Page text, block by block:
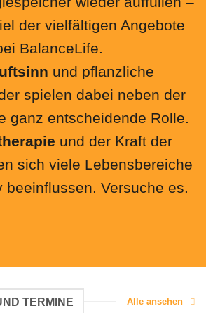
der vielfältigen Angebote
BalanceLife.
und pflanzliche
spielen dabei neben der
ganz entscheidende Rolle.
und der Kraft der
sich viele Lebensbereiche
beeinflussen. Versuche es.
TERMINE Alle ansehen